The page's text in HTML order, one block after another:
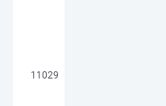
11029